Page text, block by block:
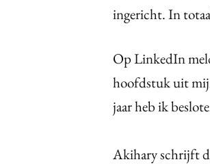
ingericht. In
Op LinkedIn
hoofdstuk uit
jaar heb ik
Akihary schrijft